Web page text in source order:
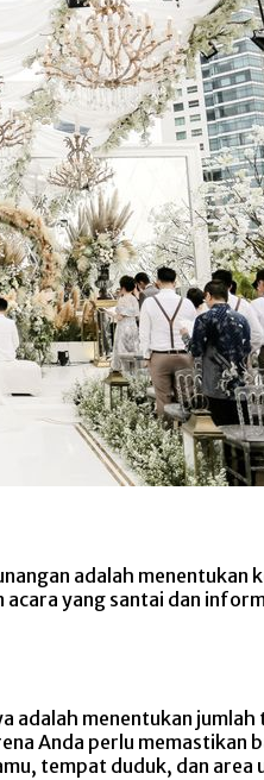
adalah menentukan
yang santai dan
adalah menentukan
Anda perlu
tempat duduk, dan